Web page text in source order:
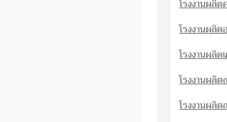
โรงงานผลิ
โรงงานผลิต
โรงงานผลิต
โรงงานผลิต
โรงงานผลิ